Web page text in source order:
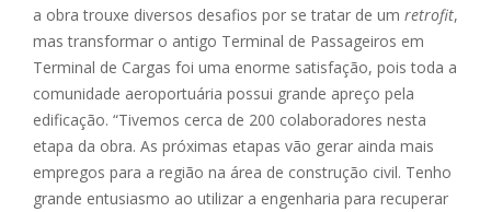
a obra trouxe diversos desafios por se tratar de um retrofit,
mas transformar o antigo Terminal de Passageiros em
Terminal de Cargas foi uma enorme satisfação, pois toda a
comunidade aeroportuária possui grande apreço pela
edificação. “Tivemos cerca de 200 colaboradores nesta
etapa da obra. As próximas etapas vão gerar ainda mais
empregos para a região na área de construção civil. Tenho
grande entusiasmo ao utilizar a engenharia para recuperar